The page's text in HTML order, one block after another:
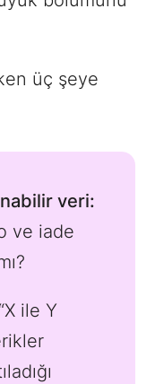
üç şeye
veri:
ve iade
“X ile Y